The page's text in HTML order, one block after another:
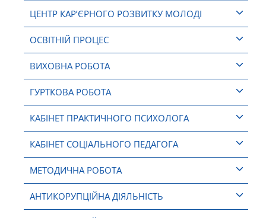
ЦЕНТР КАР’ЄРНОГО РОЗВИТКУ МОЛОДІ
ОСВІТНІЙ ПРОЦЕС
ВИХОВНА РОБОТА
ГУРТКОВА РОБОТА
КАБІНЕТ ПРАКТИЧНОГО ПСИХОЛОГА
КАБІНЕТ СОЦІАЛЬНОГО ПЕДАГОГА
МЕТОДИЧНА РОБОТА
АНТИКОРУПЦІЙНА ДІЯЛЬНІСТЬ